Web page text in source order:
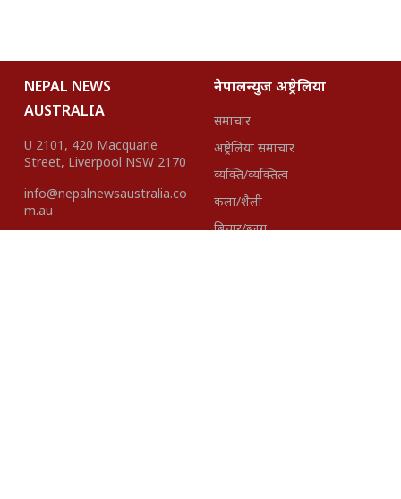
NEPAL NEWS
AUSTRALIA
U 2101, 420 Macquarie
Street, Liverpool NSW 2170
info@nepalnewsaustralia.co
m.au
नेपालन्युज अष्ट्रेलिया
समाचार
अष्ट्रेलिया समाचार
व्यक्ति/व्यक्तित्व
कला/शैली
बिचार/ब्लग